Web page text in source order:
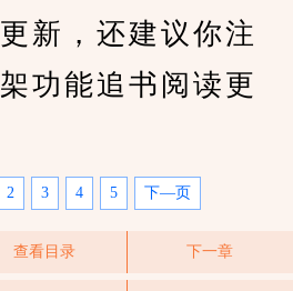
新，还建议你注
功能追书阅读更
2 3 4 5 下—页
查看目录 下一章